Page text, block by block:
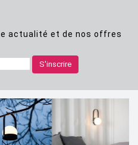
actualité et de nos offres
S'inscrire